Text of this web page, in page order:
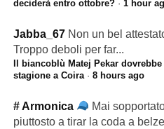
deciderà entro ottobre?· 1 hour
Jabba_67 Non un bel
Troppo deboli per far...
Il biancoblù Matej Pekar
stagione a Coira· 8 hours ago
# Armonica
Mai
piuttosto a tirar la coda a